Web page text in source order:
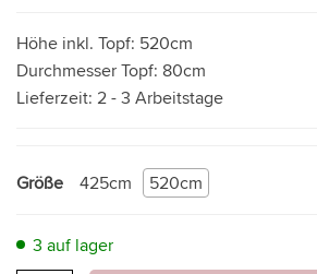
Höhe inkl. Topf: 520cm
Durchmesser Topf: 80cm
Lieferzeit: 2 - 3 Arbeitstage
Größe 520cm
425cm
3 auf lager